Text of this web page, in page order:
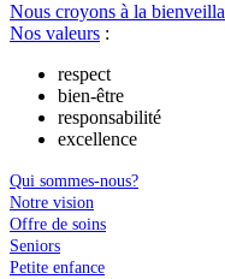
Nous croyons à la
Nos valeurs :
respect
bien-être
responsabilité
excellence
Qui sommes-nous?
Notre vision
Offre de soins
Seniors
Petite enfance